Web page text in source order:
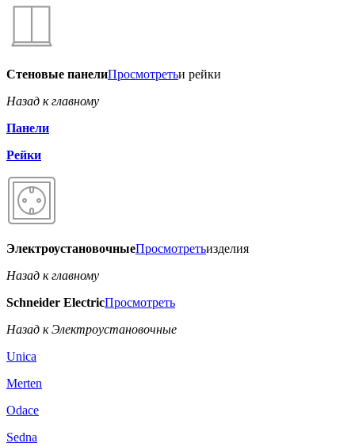
Стеновые панелиПросмотретьи рейки
Назад к главному
Панели
Рейки
ЭлектроустановочныеПросмотретьизделия
Назад к главному
Schneider ElectricПросмотреть
Назад к Электроустановочные
Unica
Merten
Odace
Sedna